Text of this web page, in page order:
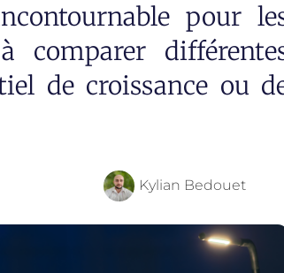
pour
comparer
de croissance ou
Kylian Bedouet